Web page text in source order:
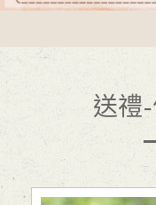
送禮